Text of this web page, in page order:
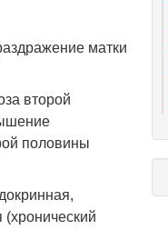
матки
второй
половины
(хронический